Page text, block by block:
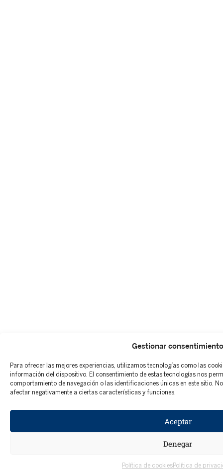
Gestionar consentimiento
Para ofrecer las mejores experiencias, utilizamos tecnologías como las
información del dispositivo. El consentimiento de estas tecnologías nos
comportamiento de navegación o las identificaciones únicas en este sitio.
afectar negativamente a ciertas características y funciones.
Aceptar
Denegar
Política de cookiesPolítica de